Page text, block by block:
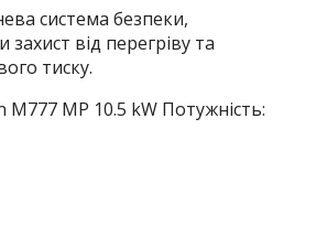
система безпеки,
від перегріву та
тиску.
MP 10.5 kW Потужність: